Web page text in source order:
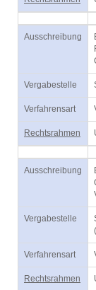
Ausschreibung
Vergabestelle
Verfahrensart
Rechtsrahmen
Ausschreibung
Vergabestelle
Verfahrensart
Rechtsrahmen